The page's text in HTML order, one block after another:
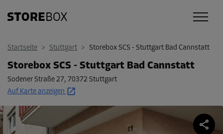
Startseite > Stuttgart > Storebox SCS - Stuttgart Bad Cannstatt
Storebox SCS - Stuttgart Bad Cannstatt
Sodener Straße 27, 70372 Stuttgart
Auf Karte anzeigen